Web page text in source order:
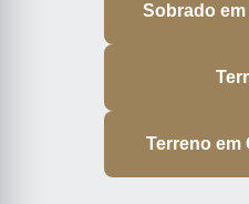
Sobrado
Terreno em